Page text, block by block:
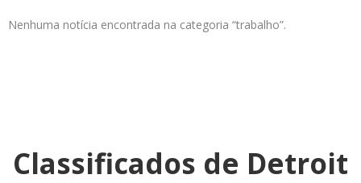
Nenhuma notícia encontrada na categoria “trabalho”.
Classificados de Detroit